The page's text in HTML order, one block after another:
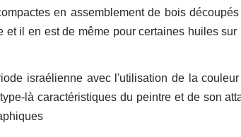
en assemblement de bois
et il en est de même pour certaines huiles
israélienne avec l'utilisation de la
là caractéristiques du peintre et de son